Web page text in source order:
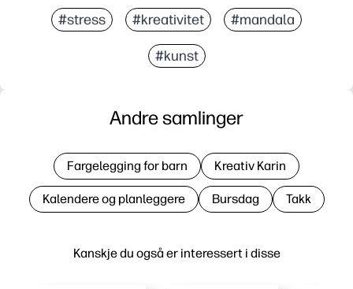
#stress #kreativitet #mandala
#kunst
Kanskje du også er interessert i disse
Andre samlinger
Fargelegging for barn Kreativ Karin
Kalendere og planleggere Bursdag Takk